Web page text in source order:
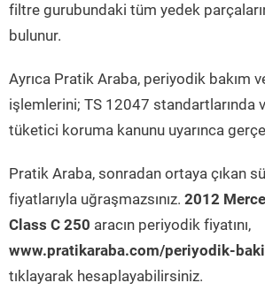
filtre gurubundaki tüm yedek
bulunur.
Ayrıca Pratik Araba, periyodik bakım
işlemlerini; TS 12047 standartlarında
tüketici koruma kanunu uyarınca
Pratik Araba, sonradan ortaya çıkan
fiyatlarıyla uğraşmazsınız. 2012
Class C 250 aracın periyodik fiyatını,
www.pratikaraba.com/periyodik-
tıklayarak hesaplayabilirsiniz.